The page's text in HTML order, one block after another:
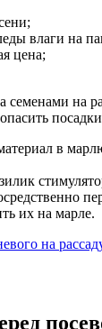
влаги на
цена;
на
в
их на марле.
на